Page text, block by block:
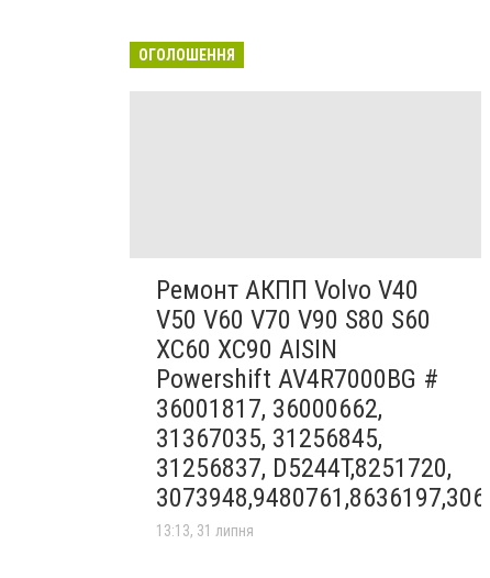
ОГОЛОШЕННЯ
Ремонт АКПП Volvo V40
V50 V60 V70 V90 S80 S60
XC60 XC90 AISIN
Powershift AV4R7000BG #
36001817, 36000662,
31367035, 31256845,
31256837, D5244T,8251720,
13:13, 31 липня